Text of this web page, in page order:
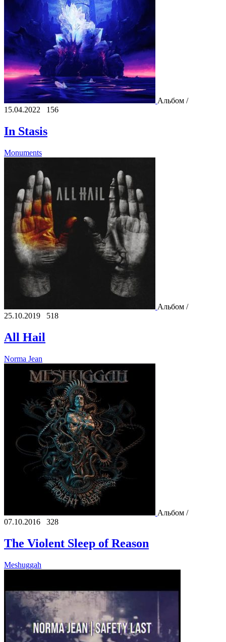
Альбом /
15.04.2022
156
In Stasis
Monuments
Альбом /
25.10.2019
518
All Hail
Norma Jean
Альбом /
07.10.2016
328
The Violent Sleep of Reason
Meshuggah